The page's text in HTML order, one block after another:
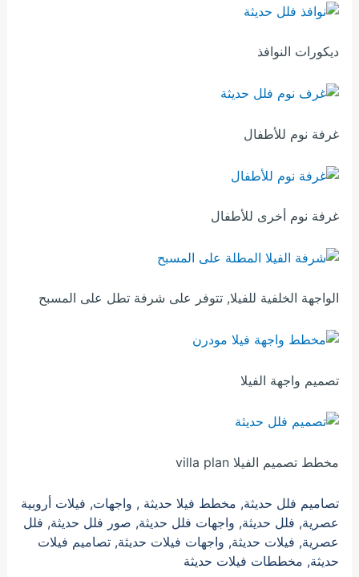
ديكورات النوافذ
غرفة نوم للأطفال
غرفة نوم أخرى للأطفال
الواجهة الخلفية للفيلا, تتوفر على شرفة تطل على المسبح
تصميم واجهة الفيلا
مخطط تصميم الفيلا villa plan
تصاميم فلل حديثة, مخطط فيلا حديثة , واجهات, فيلات أروبية
عصرية, فلل حديثة, واجهات فلل حديثة, صور فلل حديثة, فلل
عصرية, فيلات حديثة, واجهات فيلات حديثة, تصاميم فيلات
حديثة, مخططات فيلات حديثة